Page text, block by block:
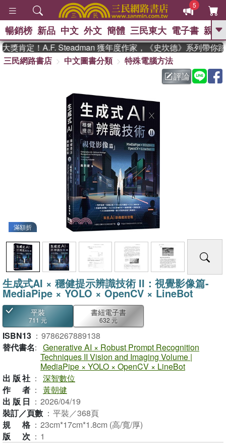
5
GO
熱搜： 東野圭吾 、 高希均教授回憶錄
父親節 、 如果歷
暑期推薦 、 國際布克
獎 臺灣漫遊錄
登輝時代
、 數學女孩：黎曼猜想
偉大的迷走神經
暢銷榜 新品 中文 外文 簡體 三民東大 電子書 親子
肯定！A.F. Steadman 獲年度作家，《史坎德》系列帶你踏
三民網路書店
中文圖書分類
特殊電腦方法
評論
滿額折
生成式AI × 穩健提示辨識技術 II：視覺影像篇-
MediaPipe × YOLO × OpenCV × LineBot
平裝
711 元
書紐電子書
632 元
ISBN13 ： 9786267889138
替代書名： Generative AI × Robust Prompt Recognition
Techniques II Vision and Imaging Volume |
MediaPipe × YOLO × OpenCV × LineBot
出版社 ： 深智數位
作者 ： 黃朝健
出版日 ： 2026/04/19
裝訂／頁數 ： 平裝／368頁
規格 ： 23cm*17cm*1.8cm (高/寬/厚)
版次 ： 1